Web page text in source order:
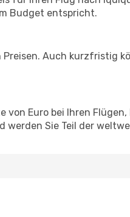
Budget entspricht.
Auch kurzfristig
Euro bei Ihren
werden Sie Teil der